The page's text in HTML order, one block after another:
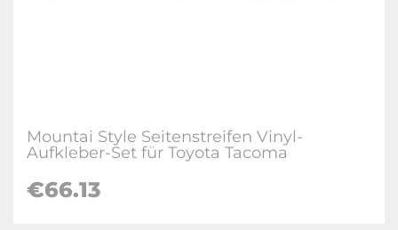
Mountai Style Seitenstreifen Vinyl-
Aufkleber-Set für Toyota Tacoma
€66.13